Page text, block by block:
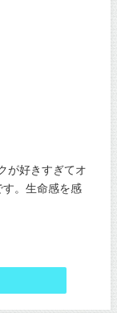
が好きすぎてオ
す。生命感を感